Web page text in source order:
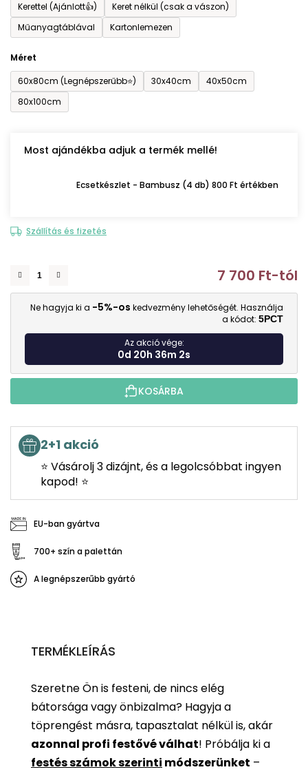
Kerettel (Ajánlott👍)
Keret nélkül (csak a vászon)
Műanyagtáblával
Kartonlemezen
Méret
60x80cm (Legnépszerűbb⭐)
30x40cm
40x50cm
80x100cm
Most ajándékba adjuk a termék mellé!
Ecsetkészlet - Bambusz (4 db) 800 Ft értékben
Szállítás és fizetés
7 700 Ft-tól
Ne hagyja ki a -5%-os kedvezmény lehetőségét. Használja
a kódot: 5PCT
Az akció vége:
0d 20h 36m 1s
KOSÁRBA
2+1 akció
⭐ Vásárolj 3 dizájnt, és a legolcsóbbat ingyen
kapod! ⭐
EU-ban gyártva
700+ szín a palettán
A legnépszerűbb gyártó
TERMÉKLEÍRÁS
Szeretne Ön is festeni, de nincs elég
bátorsága vagy önbizalma? Hagyja a
töprengést másra, tapasztalat nélkül is, akár
azonnal profi festővé válhat! Próbálja ki a
festés számok szerinti módszerünket –